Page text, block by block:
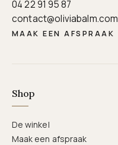
04 22 91 95 87
contact@oliviabalm.com
MAAK EEN AFSPRAAK
Shop
De winkel
Maak een afspraak